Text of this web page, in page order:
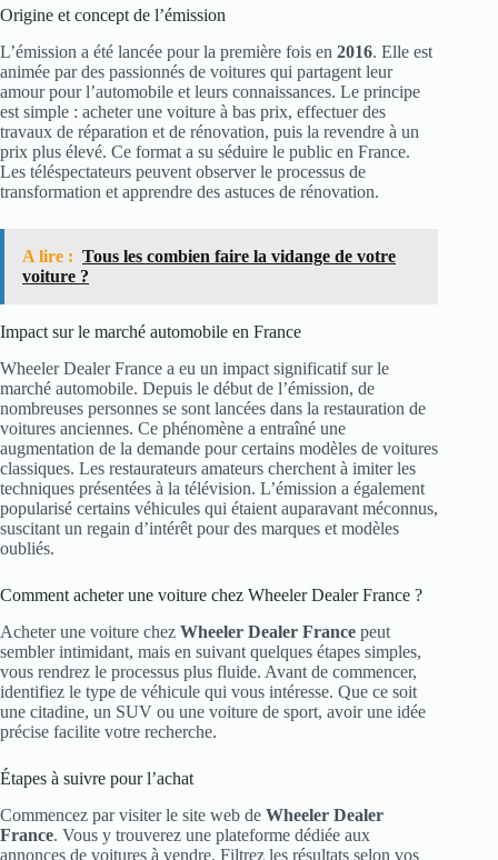
Origine et concept de l’émission
L’émission a été lancée pour la première fois en 2016. Elle est
animée par des passionnés de voitures qui partagent leur
amour pour l’automobile et leurs connaissances. Le principe
est simple : acheter une voiture à bas prix, effectuer des
travaux de réparation et de rénovation, puis la revendre à un
prix plus élevé. Ce format a su séduire le public en France.
Les téléspectateurs peuvent observer le processus de
transformation et apprendre des astuces de rénovation.
A lire : Tous les combien faire la vidange de votre
voiture ?
Impact sur le marché automobile en France
Wheeler Dealer France a eu un impact significatif sur le
marché automobile. Depuis le début de l’émission, de
nombreuses personnes se sont lancées dans la restauration de
voitures anciennes. Ce phénomène a entraîné une
augmentation de la demande pour certains modèles de voitures
classiques. Les restaurateurs amateurs cherchent à imiter les
techniques présentées à la télévision. L’émission a également
popularisé certains véhicules qui étaient auparavant méconnus,
suscitant un regain d’intérêt pour des marques et modèles
oubliés.
Comment acheter une voiture chez Wheeler Dealer France ?
Acheter une voiture chez Wheeler Dealer France peut
sembler intimidant, mais en suivant quelques étapes simples,
vous rendrez le processus plus fluide. Avant de commencer,
identifiez le type de véhicule qui vous intéresse. Que ce soit
une citadine, un SUV ou une voiture de sport, avoir une idée
précise facilite votre recherche.
Étapes à suivre pour l’achat
Commencez par visiter le site web de Wheeler Dealer
France. Vous y trouverez une plateforme dédiée aux
annonces de voitures à vendre. Filtrez les résultats selon vos